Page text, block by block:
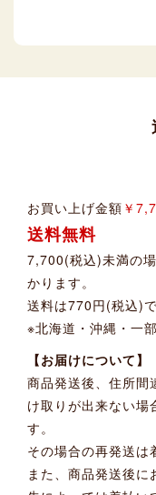
お買い上げ金額 ￥
送料無料
7,700(税込)未満の
かります。
送料は770円(税込)で
※北海道・沖縄・一
【お届けについて】
商品発送後、住所間
け取りが出来ない場
す。
その場合の再発送は
また、商品発送後